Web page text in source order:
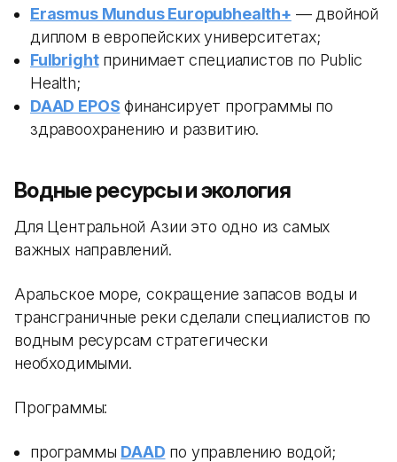
Erasmus Mundus Europubhealth+ — двойной
диплом в европейских университетах;
Fulbrightпринимает специалистов по Public
Health;
DAAD EPOS финансирует программы по
здравоохранению и развитию.
Водные ресурсы и экология
Для Центральной Азии это одно из самых
важных направлений.
Аральское море, сокращение запасов воды и
трансграничные реки сделали специалистов по
водным ресурсам стратегически
необходимыми.
Программы:
программы DAAD по управлению водой;